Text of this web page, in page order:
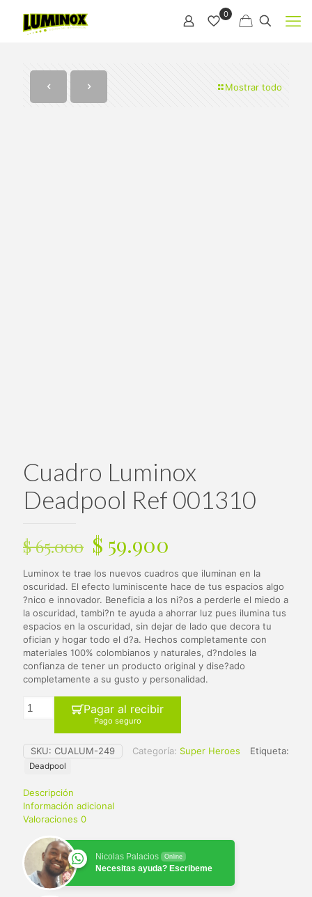
0
Mostrar todo
Cuadro Luminox
Deadpool Ref 001310
$65.000 El
precio
original
era:
$ 65.000.
$ 59.900
precio
actual
es:
$ 59.900.
Luminox te trae los nuevos cuadros que iluminan en la
oscuridad. El efecto luminiscente hace de tus espacios algo
?nico e innovador. Beneficia a los ni?os a perderle el miedo a
la oscuridad, tambi?n te ayuda a ahorrar luz pues ilumina tus
espacios en la oscuridad, sin dejar de lado que decora tu
ofician y hogar todo el d?a. Hechos completamente con
materiales 100% colombianos y naturales, d?ndoles la
confianza de tener un producto original y dise?ado
completamente a su gusto y personalidad.
Pagar al recibir
Pago seguro
SKU: CUALUM-249 Categoría: Super Heroes Etiqueta:
Deadpool
Descripción
Información adicional
Valoraciones 0
Nicolas Palacios Online
Necesitas ayuda? Escribeme